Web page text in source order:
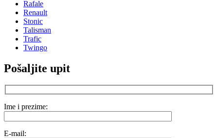
Rafale
Renault
Stonic
Talisman
Trafic
Twingo
Pošaljite upit
Ime i prezime:
E-mail: